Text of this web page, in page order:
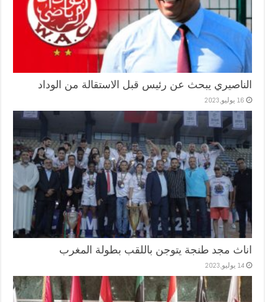
الناصيري يبحث عن رئيس قبل الاستقالة من الوداد
16 يوليو,2023
اناث مجد طنجة يتوجن باللقب بطولة المغرب
14 يوليو,2023